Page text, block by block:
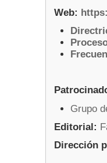
Web:
Grupo
Editorial:
Dirección